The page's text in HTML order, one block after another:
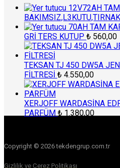
12V72AH TAM
70AH TAM
GRİ TERS KUTUP ₺ 560,00
TEKSAN TJ 450 DW5A
FİLTRESİ ₺ 4.550,00
XERJOFF WARDASİNA
PARFÜM ₺ 1.380,00
Copyright © 2026 tekdengrup.com.tr
Gizlilik ve Çerez Politikası